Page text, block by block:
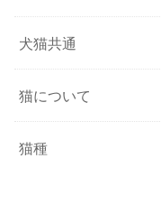
犬猫共通
猫について
猫種